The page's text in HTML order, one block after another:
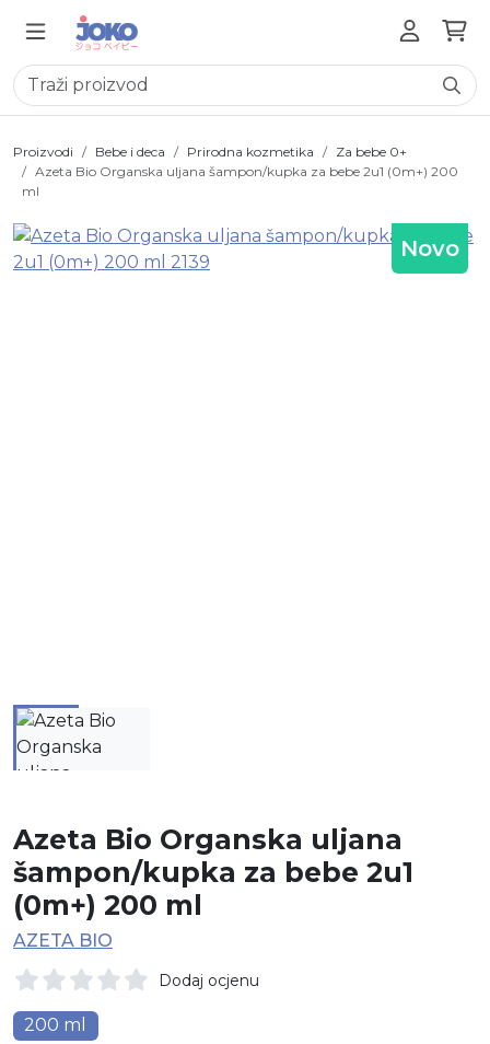
Proizvodi Bebe i deca Prirodna kozmetika
Za bebe 0+
Azeta Bio Organska uljana šampon/kupka za bebe 2u1 (0m+) 200
ml
Novo
Azeta Bio Organska uljana
šampon/kupka za bebe 2u1
(0m+) 200 ml
AZETA BIO
Dodaj ocjenu
200 ml